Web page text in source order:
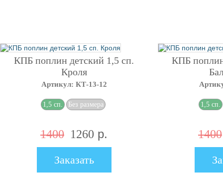
КПБ поплин детский 1,5 сп.
Кроля
Артикул: КТ-13-12
1,5 сп. Без размера
1400 1260 р.
Заказать
КПБ
1,5 сп.
1400